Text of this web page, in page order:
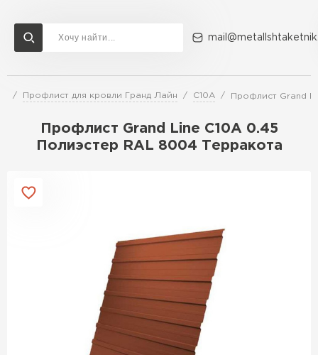
Профлист для кровли Гранд Лайн С10A Профлист Grand
Профлист Grand Line C10A 0.45
Полиэстер RAL 8004 Терракота
Доставка и оплата Акции О компании Контакты
Перейти в каталог